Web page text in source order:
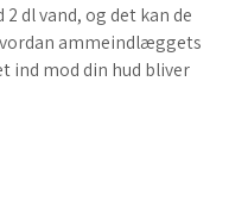
dl vand, og det kan de
ammeindlæggets
ind mod din hud bliver